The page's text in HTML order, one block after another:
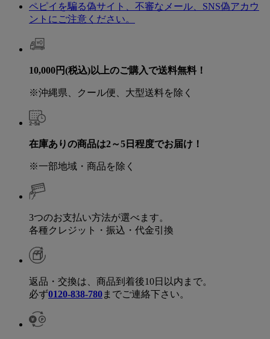
ペピイを騙る偽サイト、不審なメール、SNS偽アカウ
ントにご注意ください。
10,000円(税込)以上のご購入で送料無料！
※沖縄県、クール便、大型送料を除く
在庫ありの商品は2～5日程度でお届け！
※一部地域・商品を除く
3つのお支払い方法が選べます。
各種クレジット・振込・代金引換
返品・交換は、商品到着後10日以内まで。
必ず0120-838-780までご連絡下さい。